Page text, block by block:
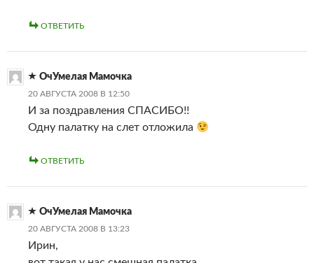
ОТВЕТИТЬ
ОчУмелая Мамочка
20 АВГУСТА 2008 В 12:50
И за поздравления СПАСИБО!!
Одну палатку на слет отложила
ОТВЕТИТЬ
ОчУмелая Мамочка
20 АВГУСТА 2008 В 13:23
Ирин,